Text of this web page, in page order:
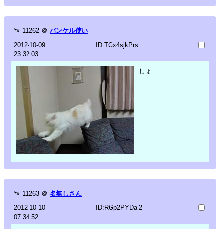
🐾 11262 ＠ バンケル使い
2012-10-09
23:32:03
ID:TGx4sjkPrs
しょ
🐾 11263 ＠ 名無しさん
2012-10-10
07:34:52
ID:RGp2PYDaI2